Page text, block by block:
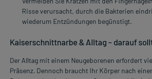
Risse verursacht, durch die Bakterien
wiederum Entzündungen begünstigt.
Kaiserschnittnarbe & Alltag – darauf
Der Alltag mit einem Neugeborenen erfordert
Präsenz. Dennoch braucht Ihr Körper nach